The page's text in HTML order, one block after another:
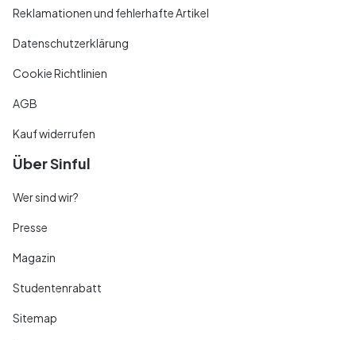
Reklamationen und fehlerhafte Artikel
Datenschutzerklärung
Cookie Richtlinien
AGB
Kauf widerrufen
Über Sinful
Wer sind wir?
Presse
Magazin
Studentenrabatt
Sitemap